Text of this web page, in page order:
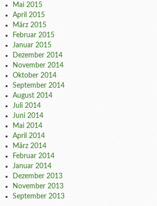
Mai 2015
April 2015
März 2015
Februar 2015
Januar 2015
Dezember 2014
November 2014
Oktober 2014
September 2014
August 2014
Juli 2014
Juni 2014
Mai 2014
April 2014
März 2014
Februar 2014
Januar 2014
Dezember 2013
November 2013
September 2013